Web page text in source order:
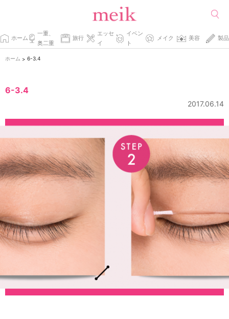
ホーム
一重、
奥二重
旅行
エッセ
イ
イベン
ト
メイク 美容 製品
ホーム > 6-3.4
6-3.4
2017.06.14